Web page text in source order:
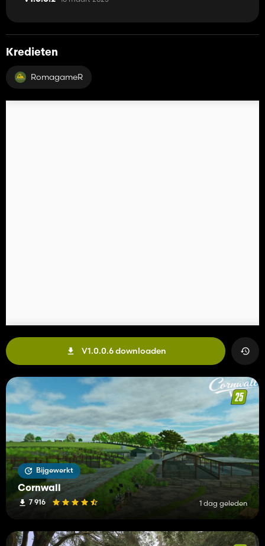
Kredieten
RomagameR
V1.0.0.6 downloaden
Bijgewerkt
Cornwall
7 916 1 dag geleden